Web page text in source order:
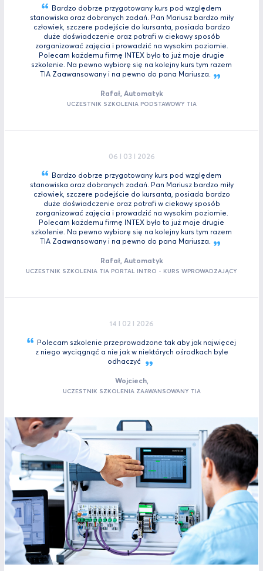
Bardzo dobrze przygotowany kurs pod względem
stanowiska oraz dobranych zadań. Pan Mariusz bardzo miły
człowiek, szczere podejście do kursanta, posiada bardzo
duże doświadczenie oraz potrafi w ciekawy sposób
zorganizować zajęcia i prowadzić na wysokim poziomie.
Polecam każdemu firmę INTEX było to już moje drugie
szkolenie. Na pewno wybiorę się na kolejny kurs tym razem
TIA Zaawansowany i na pewno do pana Mariusza.
Rafał, Automatyk
UCZESTNIK SZKOLENIA PODSTAWOWY TIA
06 I 03 I 2026
Bardzo dobrze przygotowany kurs pod względem
stanowiska oraz dobranych zadań. Pan Mariusz bardzo miły
człowiek, szczere podejście do kursanta, posiada bardzo
duże doświadczenie oraz potrafi w ciekawy sposób
zorganizować zajęcia i prowadzić na wysokim poziomie.
Polecam każdemu firmę INTEX było to już moje drugie
szkolenie. Na pewno wybiorę się na kolejny kurs tym razem
TIA Zaawansowany i na pewno do pana Mariusza.
Rafał, Automatyk
UCZESTNIK SZKOLENIA TIA PORTAL INTRO - KURS WPROWADZAJĄCY
14 I 02 I 2026
Polecam szkolenie przeprowadzone tak aby jak najwięcej
z niego wyciągnąć a nie jak w niektórych ośrodkach byle
odhaczyć
Wojciech,
UCZESTNIK SZKOLENIA ZAAWANSOWANY TIA